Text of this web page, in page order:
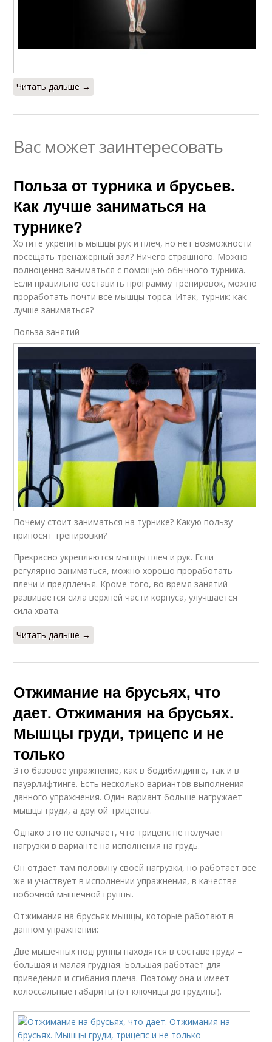
Читать дальше →
Вас может заинтересовать
Польза от турника и брусьев.
Как лучше заниматься на
турнике?
Хотите укрепить мышцы рук и плеч, но нет возможности
посещать тренажерный зал? Ничего страшного. Можно
полноценно заниматься с помощью обычного турника.
Если правильно составить программу тренировок, можно
проработать почти все мышцы торса. Итак, турник: как
лучше заниматься?
Польза занятий
Почему стоит заниматься на турнике? Какую пользу
приносят тренировки?
Прекрасно укрепляются мышцы плеч и рук. Если
регулярно заниматься, можно хорошо проработать
плечи и предплечья. Кроме того, во время занятий
развивается сила верхней части корпуса, улучшается
сила хвата.
Читать дальше →
Отжимание на брусьях, что
дает. Отжимания на брусьях.
Мышцы груди, трицепс и не
только
Это базовое упражнение, как в бодибилдинге, так и в
пауэрлифтинге. Есть несколько вариантов выполнения
данного упражнения. Один вариант больше нагружает
мышцы груди, а другой трицепсы.
Однако это не означает, что трицепс не получает
нагрузки в варианте на исполнения на грудь.
Он отдает там половину своей нагрузки, но работает все
же и участвует в исполнении упражнения, в качестве
побочной мышечной группы.
Отжимания на брусьях мышцы, которые работают в
данном упражнении:
Две мышечных подгруппы находятся в составе груди –
большая и малая грудная. Большая работает для
приведения и сгибания плеча. Поэтому она и имеет
колоссальные габариты (от ключицы до грудины).